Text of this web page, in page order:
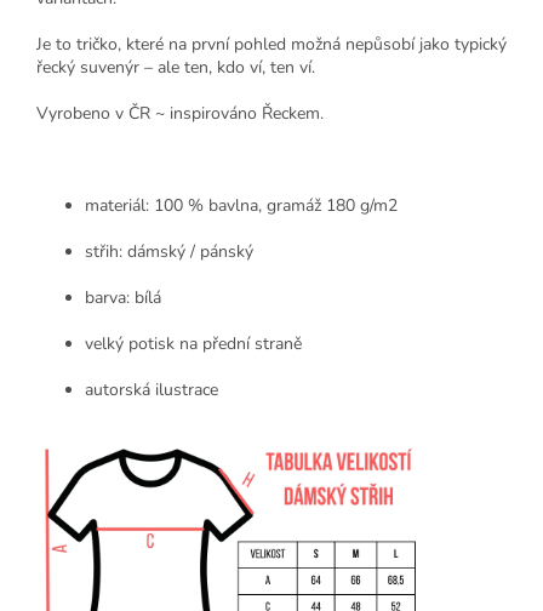
Je to tričko, které na první pohled možná nepůsobí jako typický
řecký suvenýr – ale ten, kdo ví, ten ví.
Vyrobeno v ČR ~ inspirováno Řeckem.
materiál: 100 % bavlna, gramáž 180 g/m2
střih: dámský / pánský
barva: bílá
velký potisk na přední straně
autorská ilustrace